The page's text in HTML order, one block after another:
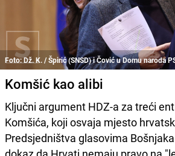
Foto: Dž. K. / Špirić (SNSD) i Čović u Domu naroda
Komšić kao alibi
Ključni argument HDZ-a za treći
Komšića, koji osvaja mjesto
Predsjedništva glasovima